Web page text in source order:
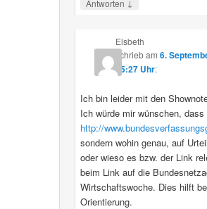
Antworten
Elsbeth
schriebam 6.
15:27 Uhr:
Ich bin leider mit den
Ich würde mir wünschen,
http://
sondern wohin genau, auf
oder wieso es bzw. der Link
beim Link auf die
Wirtschaftswoche. Dies hilft
Orientierung.